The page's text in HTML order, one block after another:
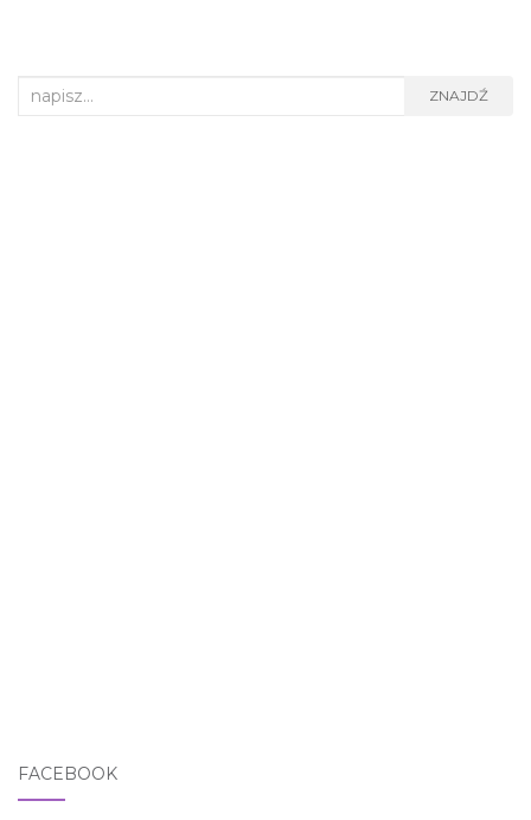
Search for: ZNAJDŹ
FACEBOOK